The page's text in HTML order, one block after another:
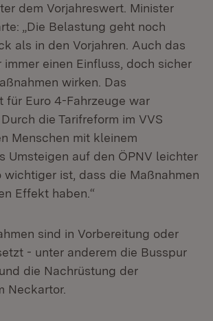
dem Vorjahreswert. Minister
„Die Belastung geht noch
als in den Vorjahren. Auch das
immer einen Einfluss, doch sicher
wirken. Das
für Euro 4-Fahrzeuge war
die Tarifreform im VVS
Menschen mit kleinem
Umsteigen auf den ÖPNV leichter
wichtiger ist, dass die Maßnahmen
Effekt haben.“
sind in Vorbereitung oder
- unter anderem die Busspur
die Nachrüstung der
Neckartor.